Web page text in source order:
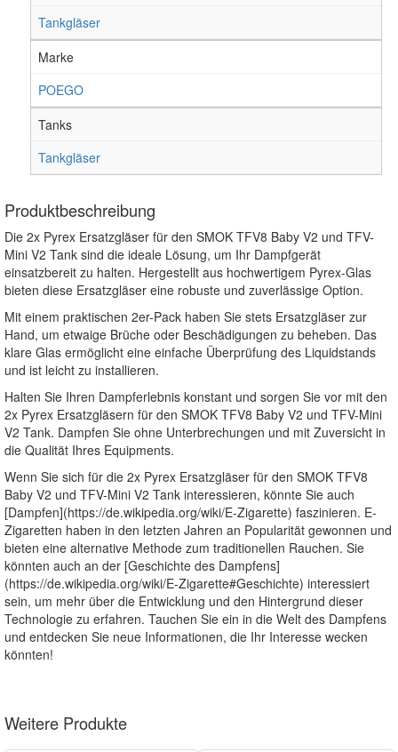
Tankgläser
Marke
POEGO
Tanks
Tankgläser
Produktbeschreibung
Die 2x Pyrex Ersatzgläser für den SMOK TFV8 Baby V2 und TFV-
Mini V2 Tank sind die ideale Lösung, um Ihr Dampfgerät
einsatzbereit zu halten. Hergestellt aus hochwertigem Pyrex-Glas
bieten diese Ersatzgläser eine robuste und zuverlässige Option.
Mit einem praktischen 2er-Pack haben Sie stets Ersatzgläser zur
Hand, um etwaige Brüche oder Beschädigungen zu beheben. Das
klare Glas ermöglicht eine einfache Überprüfung des Liquidstands
und ist leicht zu installieren.
Halten Sie Ihren Dampferlebnis konstant und sorgen Sie vor mit den
2x Pyrex Ersatzgläsern für den SMOK TFV8 Baby V2 und TFV-Mini
V2 Tank. Dampfen Sie ohne Unterbrechungen und mit Zuversicht in
die Qualität Ihres Equipments.
Wenn Sie sich für die 2x Pyrex Ersatzgläser für den SMOK TFV8
Baby V2 und TFV-Mini V2 Tank interessieren, könnte Sie auch
[Dampfen](https://de.wikipedia.org/wiki/E-Zigarette) faszinieren. E-
Zigaretten haben in den letzten Jahren an Popularität gewonnen und
bieten eine alternative Methode zum traditionellen Rauchen. Sie
könnten auch an der [Geschichte des Dampfens]
(https://de.wikipedia.org/wiki/E-Zigarette#Geschichte) interessiert
sein, um mehr über die Entwicklung und den Hintergrund dieser
Technologie zu erfahren. Tauchen Sie ein in die Welt des Dampfens
und entdecken Sie neue Informationen, die Ihr Interesse wecken
könnten!
Weitere Produkte